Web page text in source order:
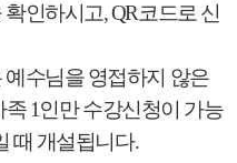
확인하시고, QR코드로 신
수님을 영접하지 않은
족1인만 수강신청이 가능
때 개설됩니다.